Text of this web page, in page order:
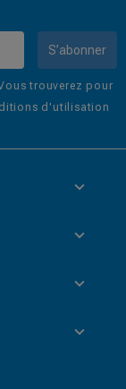
S’abonner
trouverez pour
d'utilisation